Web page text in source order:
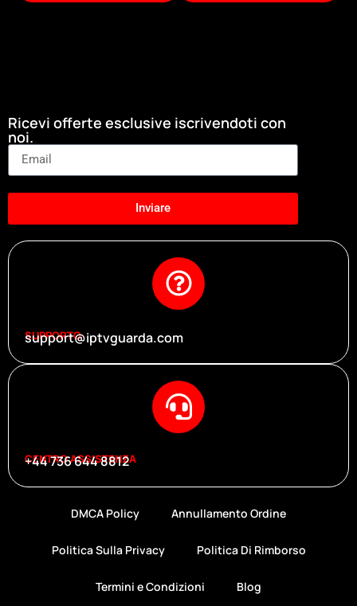
Ricevi offerte esclusive iscrivendoti con
noi.
Inviare
SUPPORTO
support@iptvguarda.com
CENTRO ASSISTENZA
+44 736 644 8812
DMCA Policy Annullamento Ordine
Politica Sulla Privacy Politica Di Rimborso
Termini e Condizioni Blog